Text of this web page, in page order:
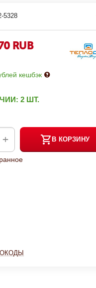
5328
RUB
2 ШТ.
кешбэк
+ В КОРЗИНУ